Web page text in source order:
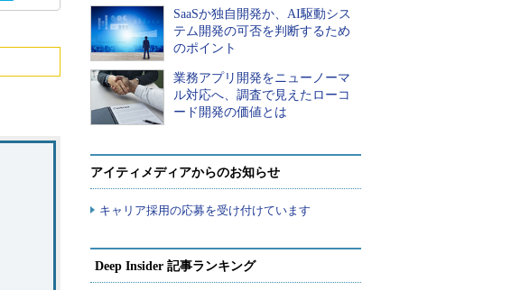
Test & Tools
SaaSか独自開発か、AI駆動シス
テム開発の可否を判断するため
のポイント
業務アプリ開発をニューノーマ
ル対応へ、調査で見えたローコ
ード開発の価値とは
アイティメディアからのお知らせ
キャリア採用の応募を受け付けています
Deep Insider 記事ランキング